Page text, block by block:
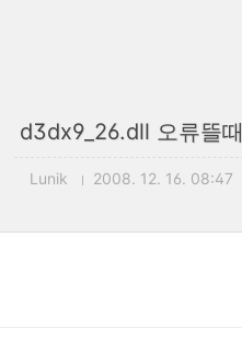
d3dx9_26.dll 오류뜰때
Lunik 2008. 12. 16. 08:47